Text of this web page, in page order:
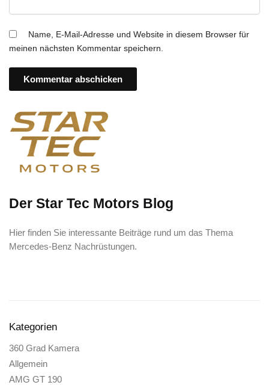
Name, E-Mail-Adresse und Website in diesem Browser für
meinen nächsten Kommentar speichern.
Der Star Tec Motors Blog
Hier finden Sie interessante Beiträge rund um das Thema
Mercedes-Benz Nachrüstungen.
Kategorien
360 Grad Kamera
Allgemein
AMG GT 190